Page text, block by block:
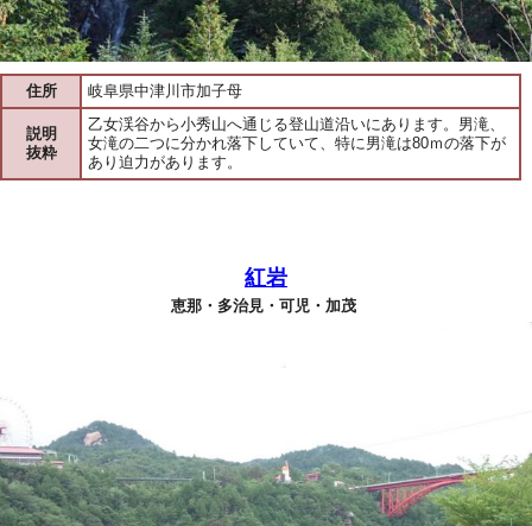
住所 岐阜県中津川市加子母
説明
抜粋
乙女渓谷から小秀山へ通じる登山道沿いにあります。男滝、
女滝の二つに分かれ落下していて、特に男滝は80ｍの落下が
あり迫力があります。
紅岩
恵那・多治見・可児・加茂